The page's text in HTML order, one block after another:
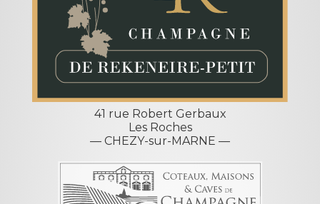
41 rue Robert Gerbaux
Les Roches
— CHEZY-sur-MARNE —